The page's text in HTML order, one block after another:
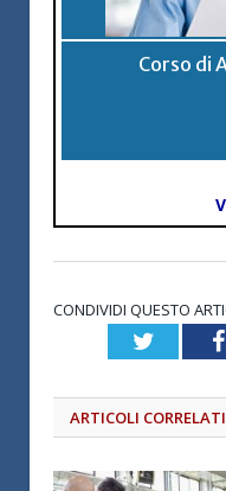
Corso di
CONDIVIDI QUESTO
Twitter
ARTICOLI CORRELATI